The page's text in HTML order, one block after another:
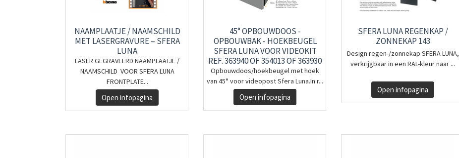
NAAMPLAATJE / NAAMSCHILD
MET LASERGRAVURE – SFERA
LUNA
LASER GEGRAVEERD NAAMPLAATJE /
NAAMSCHILD VOOR SFERA LUNA
FRONTPLATE...
Open infopagina
45° OPBOUWDOOS -
OPBOUWBAK - HOEKBEUGEL
SFERA LUNA VOOR VIDEOKIT
REF. 363940 OF 354013 OF 363930
Opbouwdoos/hoekbeugel met hoek
van 45° voor videopost Sfera Luna.In r...
Open infopagina
SFERA LUNA REGENKAP /
ZONNEKAP 143
Design regen-/zonnekap SFERA LUNA,
verkrijgbaar in een RAL-kleur naar ...
Open infopagina